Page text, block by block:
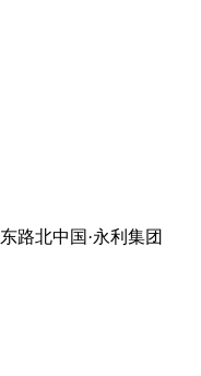
路北中国·永利集团